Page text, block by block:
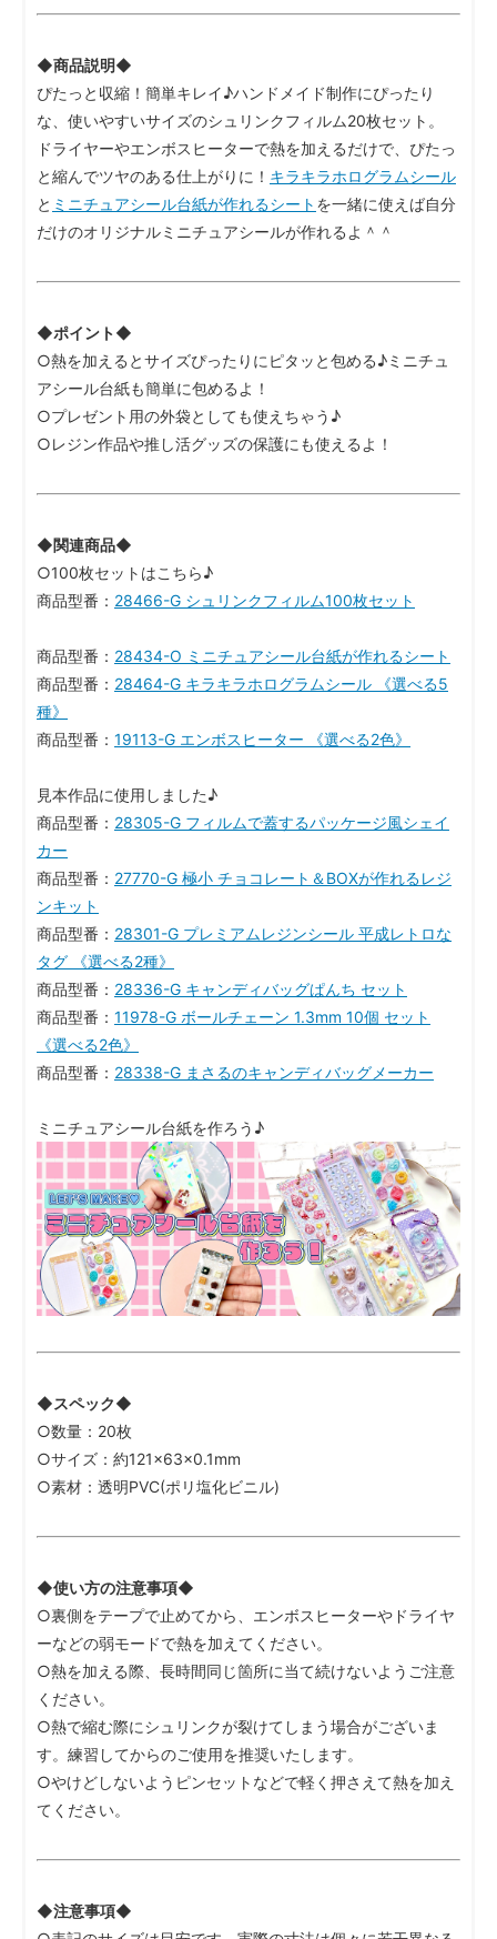
◆商品説明◆
ぴたっと収縮！簡単キレイ♪ハンドメイド制作にぴったり
な、使いやすいサイズのシュリンクフィルム20枚セット。
ドライヤーやエンボスヒーターで熱を加えるだけで、ぴたっ
と縮んでツヤのある仕上がりに！ キラキラホログラムシール
と ミニチュアシール台紙が作れるシート を一緒に使えば自分
だけのオリジナルミニチュアシールが作れるよ＾＾
◆ポイント◆
○熱を加えるとサイズぴったりにピタッと包める♪ミニチュ
アシール台紙も簡単に包めるよ！
○プレゼント用の外袋としても使えちゃう♪
○レジン作品や推し活グッズの保護にも使えるよ！
◆関連商品◆
○100枚セットはこちら♪
商品型番： 28466-G シュリンクフィルム100枚セット
商品型番： 28434-O ミニチュアシール台紙が作れるシート
商品型番： 28464-G キラキラホログラムシール 《選べる5
種》
商品型番： 19113-G エンボスヒーター 《選べる2色》
見本作品に使用しました♪
商品型番： 28305-G フィルムで蓋するパッケージ風シェイ
カー
商品型番： 27770-G 極小 チョコレート＆BOXが作れるレジ
ンキット
商品型番： 28301-G プレミアムレジンシール 平成レトロな
タグ 《選べる2種》
商品型番： 28336-G キャンディバッグぱんち セット
商品型番： 11978-G ボールチェーン 1.3mm 10個 セット
《選べる2色》
商品型番： 28338-G まさるのキャンディバッグメーカー
ミニチュアシール台紙を作ろう♪
◆スペック◆
○数量：20枚
○サイズ：約121×63×0.1mm
○素材：透明PVC(ポリ塩化ビニル)
◆使い方の注意事項◆
○裏側をテープで止めてから、エンボスヒーターやドライヤ
ーなどの弱モードで熱を加えてください。
○熱を加える際、長時間同じ箇所に当て続けないようご注意
ください。
○熱で縮む際にシュリンクが裂けてしまう場合がございま
す。練習してからのご使用を推奨いたします。
○やけどしないようピンセットなどで軽く押さえて熱を加え
てください。
◆注意事項◆